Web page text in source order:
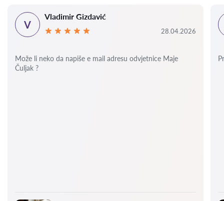
V
Vladimir Gizdavić
28.04.2026
Može li neko da napiše e mail adresu odvjetnice Maje
Čuljak ?